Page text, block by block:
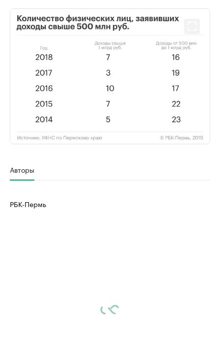
Авторы
РБК-Пермь